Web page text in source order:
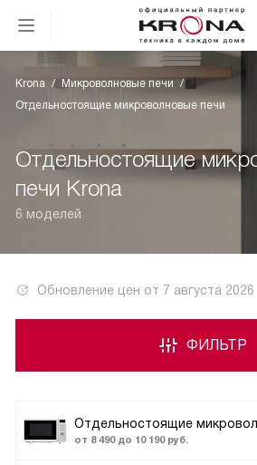
Krona
Микроволновые печи
Отдельностоящие микроволновые печи
Отдельностоящие
печи Krona
6 моделей
Обновление цен от 7 августа 2026
Отдельностоящие
от 8 490 до 10 190 руб.
ФИЛЬТР